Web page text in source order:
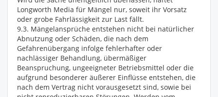
Longworth Media für Mängel nur, soweit ihr Vorsatz
oder grobe Fahrlässigkeit zur Last fällt.
9.3. Mängelansprüche entstehen nicht bei natürlicher
Abnutzung oder Schäden, die nach dem
Gefahrenübergang infolge fehlerhafter oder
nachlässiger Behandlung, übermäßiger
Beanspruchung, ungeeigneter Betriebsmittel oder die
aufgrund besonderer äußerer Einflüsse entstehen, die
nach dem Vertrag nicht vorausgesetzt sind, sowie bei